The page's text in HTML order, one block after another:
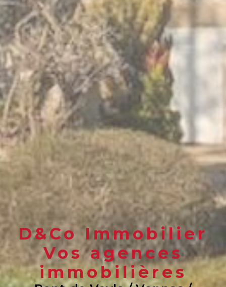
D&Co Immobilier
Vos agences
immobilières